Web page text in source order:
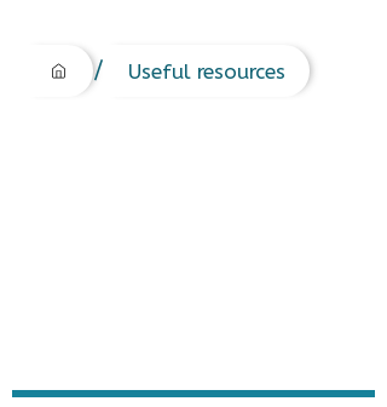
/ Useful resources